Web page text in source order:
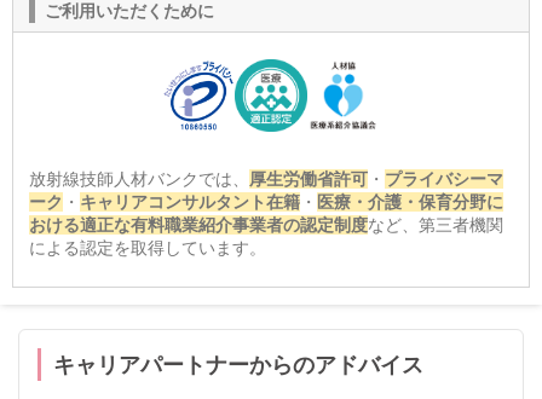
ご利用いただくために
放射線技師人材バンクでは、 厚生労働省許可・ プライバシーマ
ーク ・ キャリアコンサルタント在籍・ 医療・介護・保育分野に
おける適正な有料職業紹介事業者の認定制度など、第三者機関
による認定を取得しています。
キャリアパートナーからのアドバイス